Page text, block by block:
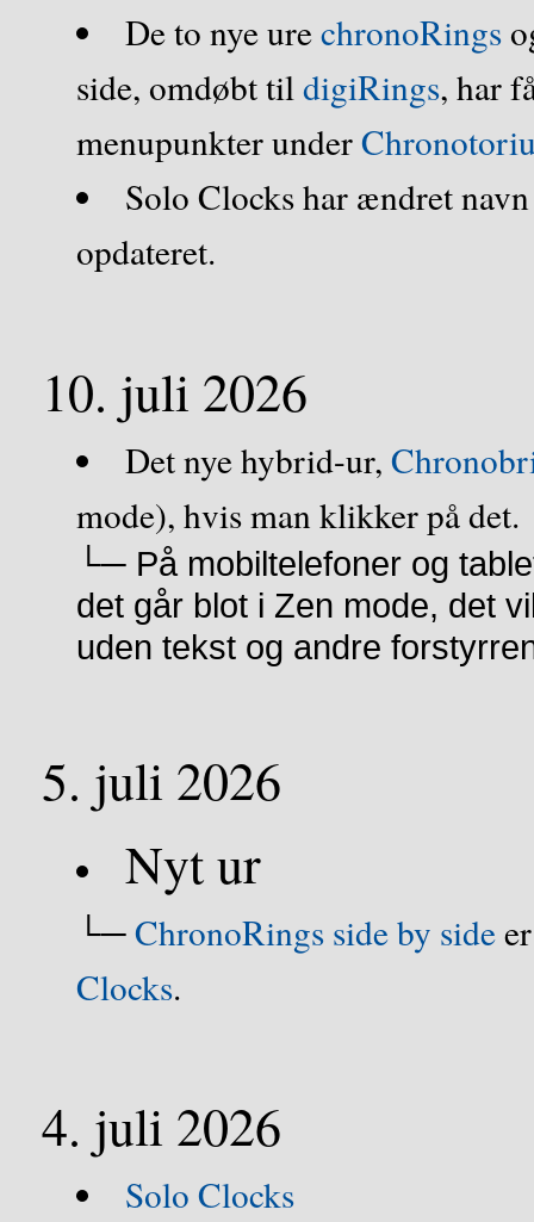
De to nye urechronoRings
side, omdøbt tildigiRings, har
menupunkter under
Solo Clocks har ændret
opdateret.
10. juli 2026
Det nye hybrid-ur,
mode), hvis man klikker på det.
└─ På mobiltelefoner og
det går blot i Zen mode, det
uden tekst og andre
5. juli 2026
Nyt ur
└─ChronoRings side by side
Clocks.
4. juli 2026
Solo Clocks